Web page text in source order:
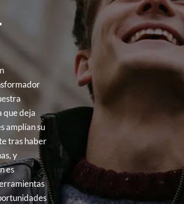
que deja
amplían su
tras haber
y
es